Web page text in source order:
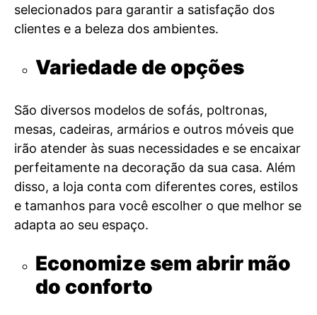
selecionados para garantir a satisfação dos
clientes e a beleza dos ambientes.
Variedade de opções
São diversos modelos de sofás, poltronas,
mesas, cadeiras, armários e outros móveis que
irão atender às suas necessidades e se encaixar
perfeitamente na decoração da sua casa. Além
disso, a loja conta com diferentes cores, estilos
e tamanhos para você escolher o que melhor se
adapta ao seu espaço.
Economize sem abrir mão
do conforto